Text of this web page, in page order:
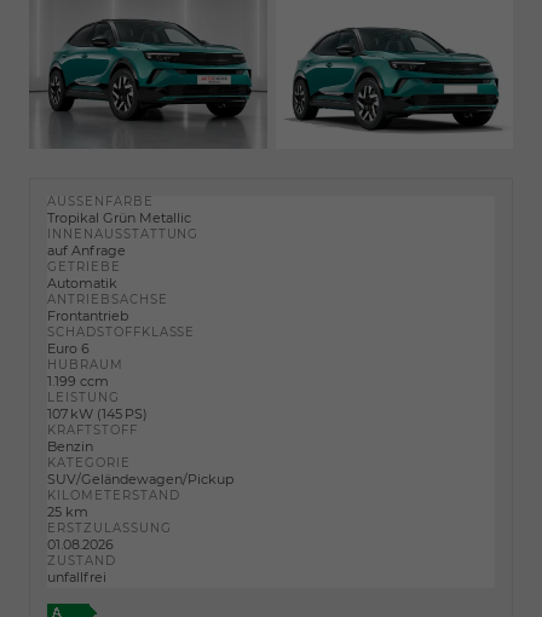
AUSSENFARBE
Tropikal Grün Metallic
INNENAUSSTATTUNG
auf Anfrage
GETRIEBE
Automatik
ANTRIEBSACHSE
Frontantrieb
SCHADSTOFFKLASSE
Euro 6
HUBRAUM
1.199 ccm
LEISTUNG
107 kW (145 PS)
KRAFTSTOFF
Benzin
KATEGORIE
SUV/Geländewagen/Pickup
KILOMETERSTAND
25 km
ERSTZULASSUNG
01.08.2026
ZUSTAND
unfallfrei